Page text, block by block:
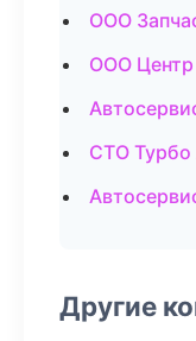
ООО
ООО
СТО
Другие